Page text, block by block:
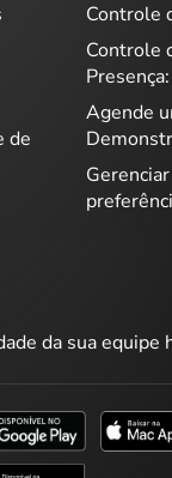
de
Controle
Controle
Agende
da sua equipe